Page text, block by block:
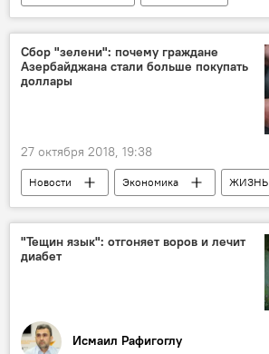
ТЕХНОЛОГИИ
ЖИЗНЬ
Лейла Алиева
Сбор "зелени": почему граждане
Азербайджана стали больше покупать
доллары
27 октября 2018, 19:38
Новости Экономика
ЖИЗНЬ
Азербайджан
Доллары
"Тещин язык": отгоняет воров и лечит
диабет
Исмаил Рафигоглу